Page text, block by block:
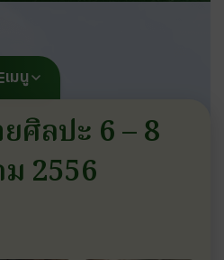
เมนู
ศิลปะ 6 – 8
2556